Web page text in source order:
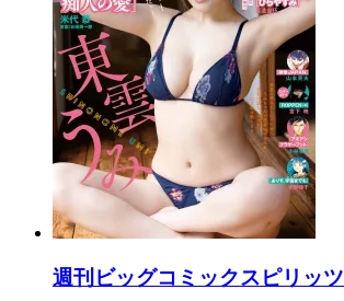
週刊ビッグコミックスピリッツ